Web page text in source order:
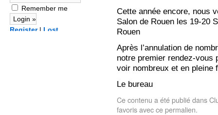
Remember me
Register| Lost
Cette année encore, nous
Salon de Rouen les 19-20
Rouen
Après l’annulation de
notre premier rendez-vous
voir nombreux et en pleine
Le bureau
Ce contenu a été publié dans
favoris avecce permalien.